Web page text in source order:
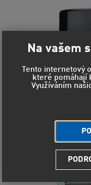
Na vašem
Tento internetový
které pomáhají
Využíváním